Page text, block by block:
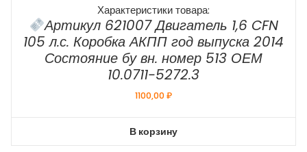
Характеристики товара:
Артикул 621007 Двигатель 1,6 CFN
105 л.с. Коробка АКПП год выпуска 2014
Состояние бу вн. номер 513 ОЕМ
10.0711-5272.3
1100,00₽
В корзину